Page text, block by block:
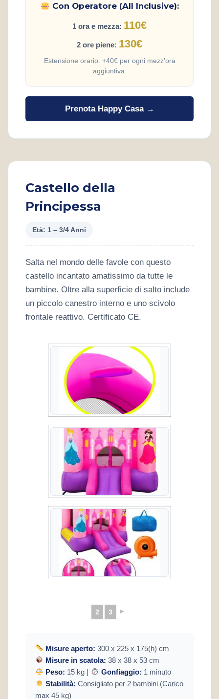
Con Operatore (All Inclusive):
1 ora e mezza: 110€
2 ore piene: 130€
Estensione orario: +40€ per ogni mezz’ora
aggiuntiva.
Prenota Happy Casa →
Castello della
Principessa
Età: 1 – 3/4 Anni
Salta nel mondo delle favole con questo
castello incantato amatissimo da tutte le
bambine. Oltre alla superficie di salto include
un piccolo canestro interno e uno scivolo
frontale reattivo. Certificato CE.
2 3 ►
Misure aperto: 300 x 225 x 175(h) cm
Misure in scatola: 38 x 38 x 53 cm
Peso: 15 kg | Gonfiaggio: 1 minuto
Stabilità: Consigliato per 2 bambini (Carico
max 45 kg)